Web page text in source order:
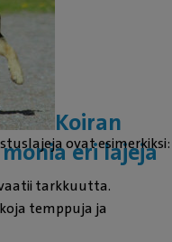
Koiran
eri lajeja
ovat esimerkiksi:
tarkkuutta.
temppuja ja